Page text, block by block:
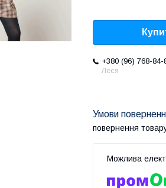
+380 (96) 768-84-
Леся
повернення